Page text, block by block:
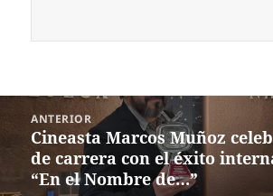
Navegación
entradas
ANTERIOR
Entrada
anterior:
Cineasta Marcos Muñoz
de carrera con el éxito
“En el Nombre de…”